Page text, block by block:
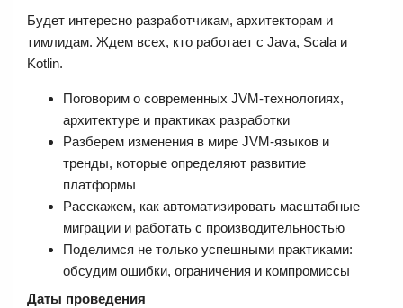
Будет интересно разработчикам, архитекторам и
тимлидам. Ждем всех, кто работает с Java, Scala и
Kotlin.
Поговорим о современных JVM-технологиях,
архитектуре и практиках разработки
Разберем изменения в мире JVM-языков и
тренды, которые определяют развитие
платформы
Расскажем, как автоматизировать масштабные
миграции и работать с производительностью
Поделимся не только успешными практиками:
обсудим ошибки, ограничения и компромиссы
Даты проведения